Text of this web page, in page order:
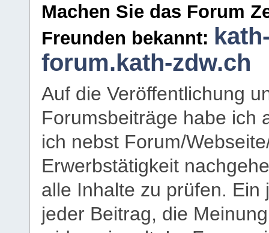
Machen Sie das Forum
Freunden bekannt:
forum.kath-zdw.ch
Auf die Veröffentlichung
Forumsbeiträge habe ich
ich nebst Forum/
Erwerbstätigkeit
alle Inhalte zu prüfen.
jeder Beitrag, die